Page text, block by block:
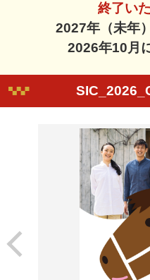
終了い
2027年（未年
2026年10月